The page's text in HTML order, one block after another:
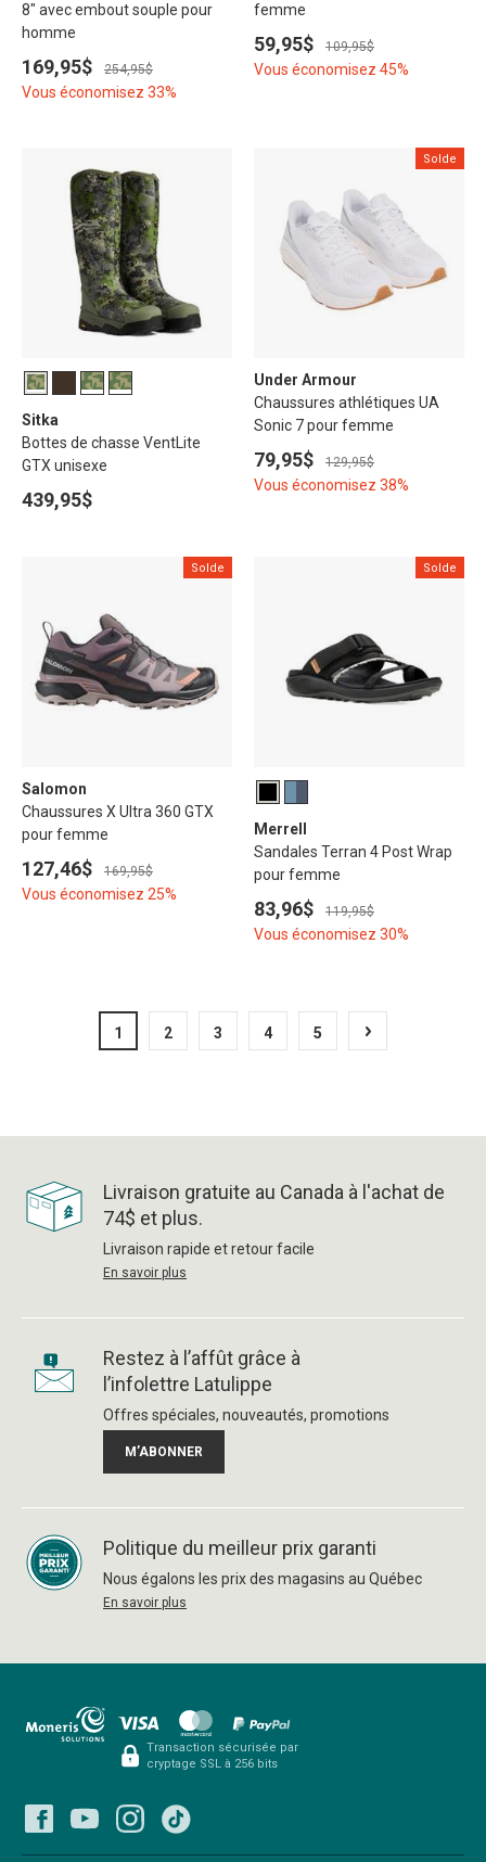
8" avec embout souple pour
homme
169,95$ 254,95$
Vous économisez 33%
femme
59,95$ 109,95$
Vous économisez 45%
Sitka
Bottes de chasse VentLite
GTX unisexe
439,95$
Solde
Under Armour
Chaussures athlétiques UA
Sonic 7 pour femme
79,95$ 129,95$
Vous économisez 38%
Solde
Salomon
Chaussures X Ultra 360 GTX
pour femme
127,46$ 169,95$
Vous économisez 25%
Solde
Merrell
Sandales Terran 4 Post Wrap
pour femme
83,96$ 119,95$
Vous économisez 30%
1 2 3 4 5
Livraison gratuite au Canada à l'achat de
74$ et plus.
Livraison rapide et retour facile
En savoir plus
Restez à l’affût grâce à
l’infolettre Latulippe
Offres spéciales, nouveautés, promotions
M’ABONNER
Politique du meilleur prix garanti
Nous égalons les prix des magasins au Québec
En savoir plus
Transaction sécurisée par
cryptage SSL à 256 bits